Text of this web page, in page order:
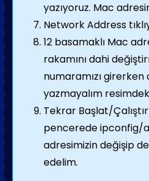
yazıyoruz. Mac
Network Address
12 basamaklı Mac
rakamını dahi
numaramızı
yazmayalım
Tekrar Başlat/
pencerede ipconfig/
adresimizin değişip
edelim.